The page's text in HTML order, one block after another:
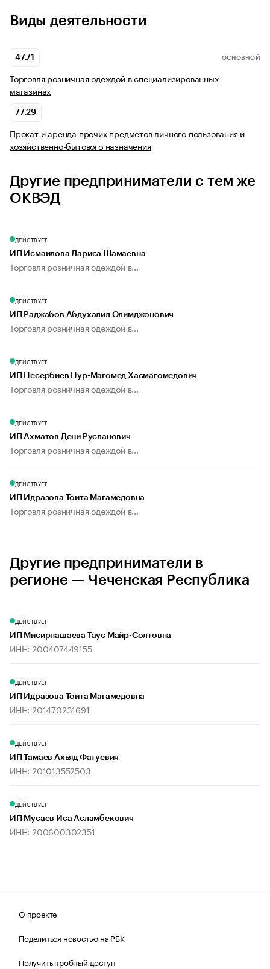
Виды деятельности
47.71 ОСНОВНОЙ
Торговля розничная одеждой в специализированных
магазинах
77.29
Прокат и аренда прочих предметов личного пользования и
хозяйственно-бытового назначения
Другие предприниматели с тем же
ОКВЭД
ДЕЙСТВУЕТ
ИП Исмаилова Лариса Шамаевна
Торговля розничная одеждой в...
ДЕЙСТВУЕТ
ИП Раджабов Абдухалил Олимджонович
Торговля розничная одеждой в...
ДЕЙСТВУЕТ
ИП Несербиев Нур-Магомед Хасмагомедович
Торговля розничная одеждой в...
ДЕЙСТВУЕТ
ИП Ахматов Дени Русланович
Торговля розничная одеждой в...
ДЕЙСТВУЕТ
ИП Идразова Тоита Магамедовна
Торговля розничная одеждой в...
Другие предприниматели в
регионе — Чеченская Республика
ДЕЙСТВУЕТ
ИП Мисирпашаева Таус Майр-Солтовна
ИНН: 200407449155
ДЕЙСТВУЕТ
ИП Идразова Тоита Магамедовна
ИНН: 201470231691
ДЕЙСТВУЕТ
ИП Тамаев Ахьяд Фатуевич
ИНН: 201013552503
ДЕЙСТВУЕТ
ИП Мусаев Иса Асламбекович
ИНН: 200600302351
О проекте
Поделиться новостью на РБК
Получить пробный доступ